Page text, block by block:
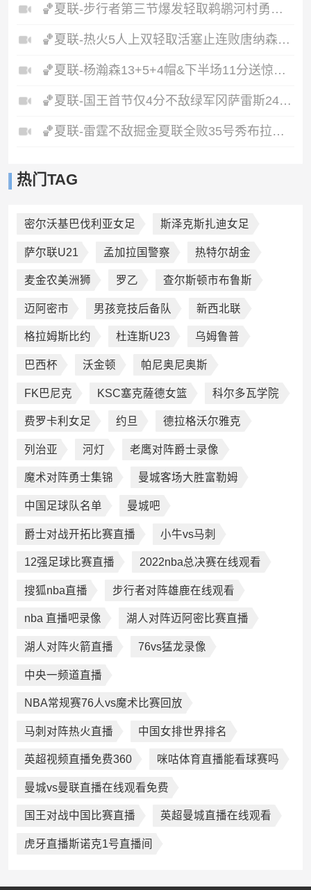
🏀夏联-步行者第三节爆发轻取鹈鹕河村勇辉5+5+12斯劳森22分
🏀夏联-热火5人上双轻取活塞止连败唐纳森20+8+10奥科里27分
🏀夏联-杨瀚森13+5+4帽&下半场11分送惊艳妙传开拓者力克掘金
🏀夏联-国王首节仅4分不敌绿军冈萨雷斯24+10+5塞纳克10+12
🏀夏联-雷霆不敌掘金夏联全败35号秀布拉齐尔32+6马拉14+7+6
热门TAG
密尔沃基巴伐利亚女足 斯泽克斯扎迪女足
萨尔联U21 孟加拉国警察 热特尔胡金
麦金农美洲狮 罗乙 查尔斯顿市布鲁斯
迈阿密市 男孩竞技后备队 新西北联
格拉姆斯比约 杜连斯U23 乌姆鲁普
巴西杯 沃金顿 帕尼奥尼奥斯
FK巴尼克 KSC塞克薩德女篮 科尔多瓦学院
费罗卡利女足 约旦 德拉格沃尔雅克
列治亚 河灯 老鹰对阵爵士录像
魔术对阵勇士集锦 曼城客场大胜富勒姆
中国足球队名单 曼城吧
爵士对战开拓比赛直播 小牛vs马刺
12强足球比赛直播 2022nba总决赛在线观看
搜狐nba直播 步行者对阵雄鹿在线观看
nba 直播吧录像 湖人对阵迈阿密比赛直播
湖人对阵火箭直播 76vs猛龙录像
中央一频道直播
NBA常规赛76人vs魔术比赛回放
马刺对阵热火直播 中国女排世界排名
英超视频直播免费360 咪咕体育直播能看球赛吗
曼城vs曼联直播在线观看免费
国王对战中国比赛直播 英超曼城直播在线观看
虎牙直播斯诺克1号直播间